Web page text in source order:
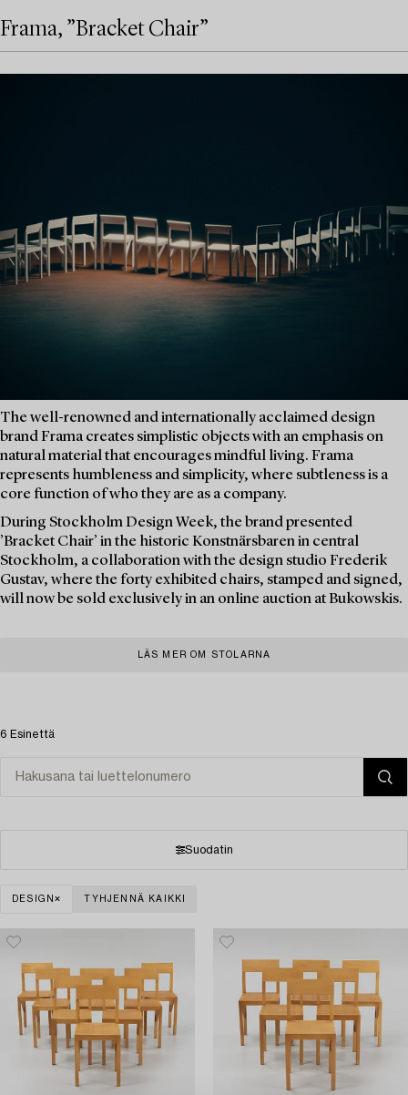
Frama, ”Bracket Chair”
The well-renowned and internationally acclaimed design
brand Frama creates simplistic objects with an emphasis on
natural material that encourages mindful living. Frama
represents humbleness and simplicity, where subtleness is a
core function of who they are as a company.
During Stockholm Design Week, the brand presented
’Bracket Chair’ in the historic Konstnärsbaren in central
Stockholm, a collaboration with the design studio Frederik
Gustav, where the forty exhibited chairs, stamped and signed,
will now be sold exclusively in an online auction at Bukowskis.
LÄS MER OM STOLARNA
6 Esinettä
Suodatin
DESIGN TYHJENNÄ KAIKKI